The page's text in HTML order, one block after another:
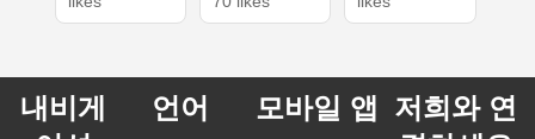
내비게
언어 모바일 앱 저희와 연